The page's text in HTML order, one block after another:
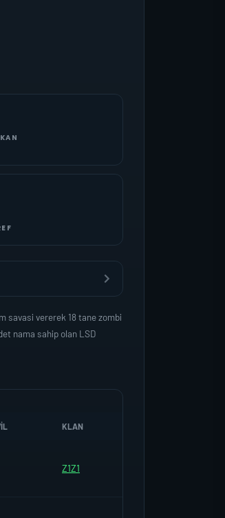
savasi vererek 18 tane zombi
nama sahip olan LSD
KLAN
Z1Z1